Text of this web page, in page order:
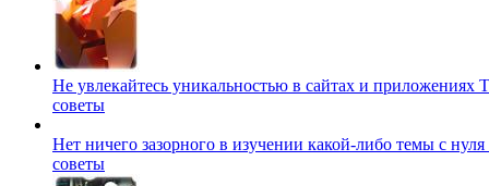
Не увлекайтесь уникальностью в сайтах и приложениях
советы
Нет ничего зазорного в изучении какой-либо темы с нуля
советы